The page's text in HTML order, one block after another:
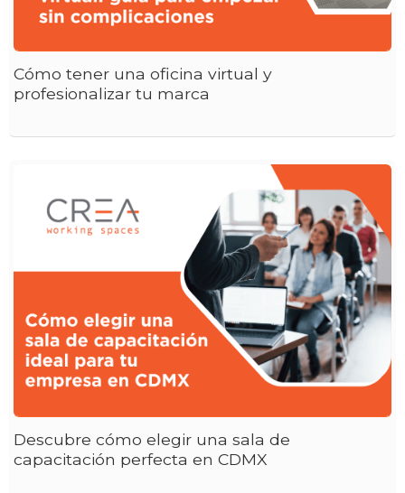
Cómo tener una oficina virtual y
profesionalizar tu marca
Descubre cómo elegir una sala de
capacitación perfecta en CDMX